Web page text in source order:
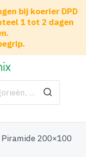
bij koerier DPD
1 tot 2 dagen
200×100